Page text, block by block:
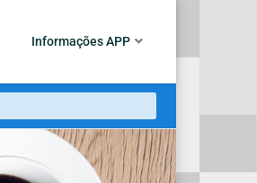
Informações APP